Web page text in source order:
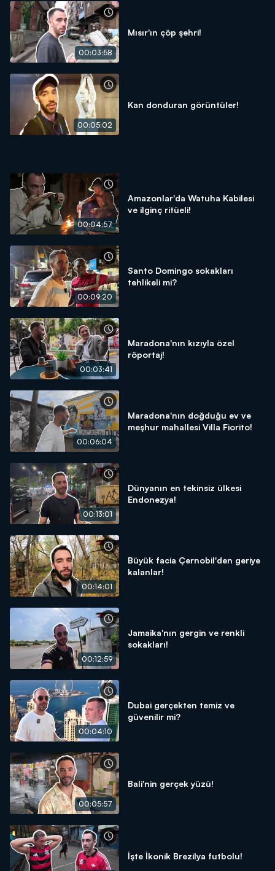
00:03:58
Mısır'ın çöp şehri!
00:05:02
Kan donduran görüntüler!
00:04:57
Amazonlar'da Watuha Kabilesi
ve ilginç ritüeli!
00:09:20
Santo Domingo sokakları
tehlikeli mi?
00:03:41
Maradona'nın kızıyla özel
röportaj!
00:06:04
Maradona'nın doğduğu ev ve
meşhur mahallesi Villa Fiorito!
00:13:01
Dünyanın en tekinsiz ülkesi
Endonezya!
00:14:01
Büyük facia Çernobil'den geriye
kalanlar!
00:12:59
Jamaika'nın gergin ve renkli
sokakları!
00:04:10
Dubai gerçekten temiz ve
güvenilir mi?
00:05:57
Bali'nin gerçek yüzü!
İşte İkonik Brezilya futbolu!